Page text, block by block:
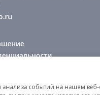
событий на нашем веб-